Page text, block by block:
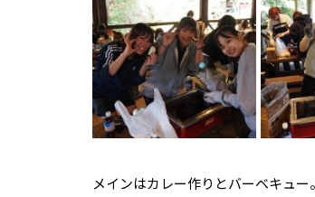
メインはカレー作りとバーベキュ